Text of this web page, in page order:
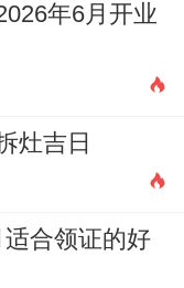
年6月开业
灶吉日
合领证的好